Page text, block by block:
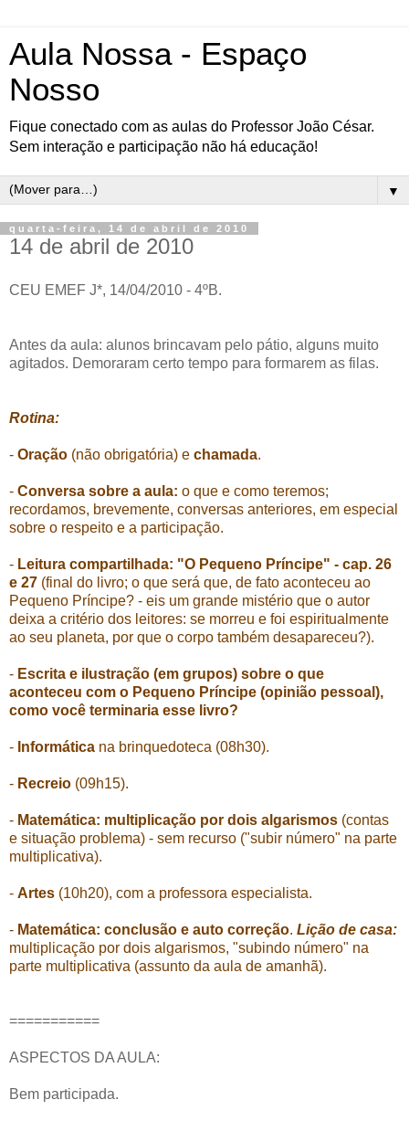
Aula Nossa - Espaço
Nosso
Fique conectado com as aulas do Professor João César.
Sem interação e participação não há educação!
▼
quarta-feira, 14 de abril de 2010
14 de abril de 2010
CEU EMEF J*, 14/04/2010 - 4ºB.
Antes da aula: alunos brincavam pelo pátio, alguns muito
agitados. Demoraram certo tempo para formarem as filas.
Rotina:
- Oração (não obrigatória) e chamada.
- Conversa sobre a aula: o que e como teremos;
recordamos, brevemente, conversas anteriores, em especial
sobre o respeito e a participação.
- Leitura compartilhada: "O Pequeno Príncipe" - cap. 26
e 27 (final do livro; o que será que, de fato aconteceu ao
Pequeno Príncipe? - eis um grande mistério que o autor
deixa a critério dos leitores: se morreu e foi espiritualmente
ao seu planeta, por que o corpo também desapareceu?).
- Escrita e ilustração (em grupos) sobre o que
aconteceu com o Pequeno Príncipe (opinião pessoal),
como você terminaria esse livro?
- Informática na brinquedoteca (08h30).
- Recreio (09h15).
- Matemática: multiplicação por dois algarismos (contas
e situação problema) - sem recurso ("subir número" na parte
multiplicativa).
- Artes (10h20), com a professora especialista.
- Matemática: conclusão e auto correção. Lição de casa:
multiplicação por dois algarismos, "subindo número" na
parte multiplicativa (assunto da aula de amanhã).
===========
ASPECTOS DA AULA:
Bem participada.